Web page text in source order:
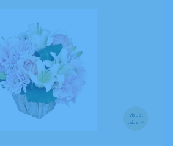
Visuel
taille M